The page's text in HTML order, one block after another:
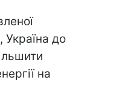
Україна до
на